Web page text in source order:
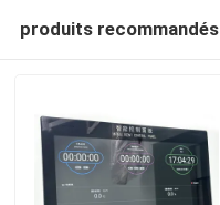
produits recommandés